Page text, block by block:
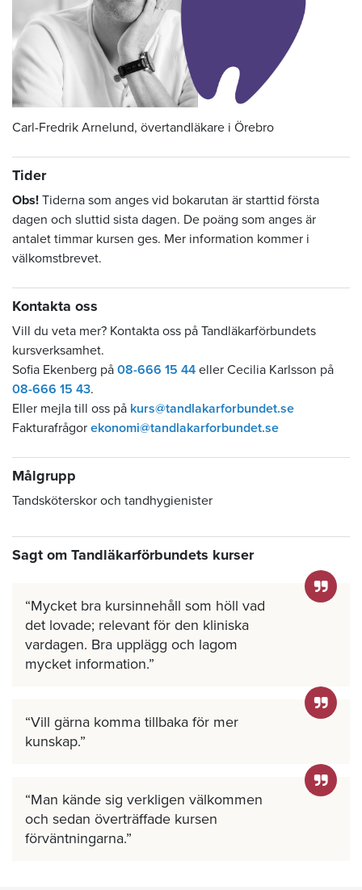
Carl-Fredrik Arnelund, övertandläkare i Örebro
Tider
Obs! Tiderna som anges vid bokarutan är starttid första
dagen och sluttid sista dagen. De poäng som anges är
antalet timmar kursen ges. Mer information kommer i
välkomstbrevet.
Kontakta oss
Vill du veta mer? Kontakta oss på Tandläkarförbundets
kursverksamhet.
Sofia Ekenberg på 08-666 15 44 eller Cecilia Karlsson på
08-666 15 43.
Eller mejla till oss på kurs@tandlakarforbundet.se
Fakturafrågor ekonomi@tandlakarforbundet.se
Målgrupp
Tandsköterskor och tandhygienister
Sagt om Tandläkarförbundets kurser
Mycket bra kursinnehåll som höll vad
det lovade; relevant för den kliniska
vardagen. Bra upplägg och lagom
mycket information.
Vill gärna komma tillbaka för mer
kunskap.
Man kände sig verkligen välkommen
och sedan överträffade kursen
förväntningarna.